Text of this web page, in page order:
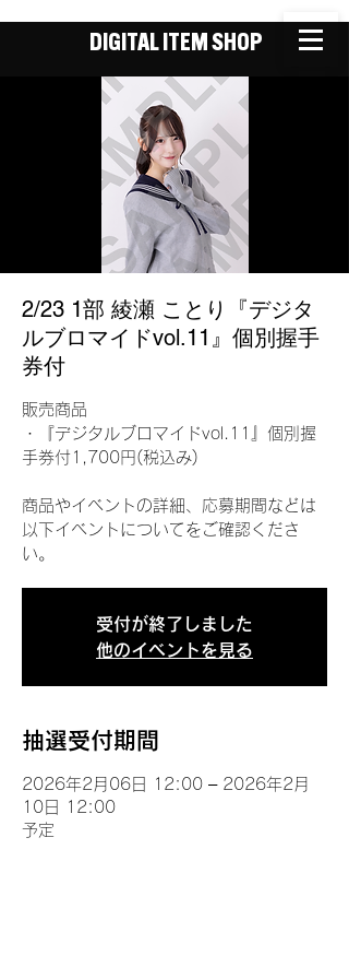
DIGITAL ITEM SHOP
2/23 1部 綾瀬 ことり『デジタ
ルブロマイドvol.11』個別握手
券付
販売商品
・『デジタルブロマイドvol.11』個別握
手券付1,700円(税込み)
商品やイベントの詳細、応募期間などは
以下イベントについてをご確認くださ
い。
受付が終了しました
他のイベントを見る
抽選受付期間
2026年2月06日 12:00 – 2026年2月
10日 12:00
予定